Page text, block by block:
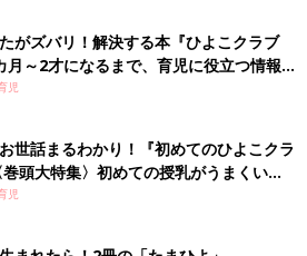
がズバリ！解決する本『ひよこクラブ
～2才になるまで、育児に役立つ情報が
児
世話まるわかり！『初めてのひよこクラ
頭大特集〉初めての授乳がうまくい
・ミルクの基本と夏のトラブル 解決テ
児